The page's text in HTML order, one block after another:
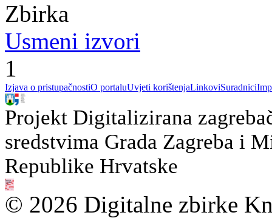
Zbirka
Usmeni izvori
1
Izjava o pristupačnostiO portaluUvjeti korištenjaLinkoviSuradnici
Projekt Digitalizirana
sredstvima Grada Zagreba i
Republike Hrvatske
© 2026 Digitalne zbirke